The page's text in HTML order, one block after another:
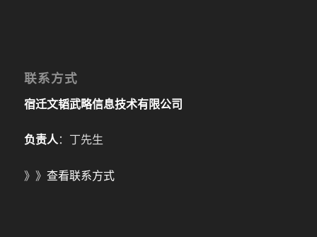
联系方式
宿迁文韬武略信息技术有限公司
负责人：丁先生
》》 查看联系方式